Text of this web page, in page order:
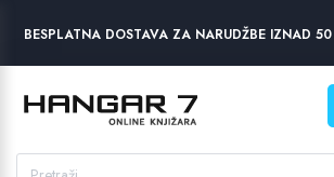
BESPLATNA DOSTAVA ZA NARUDŽBE IZNAD